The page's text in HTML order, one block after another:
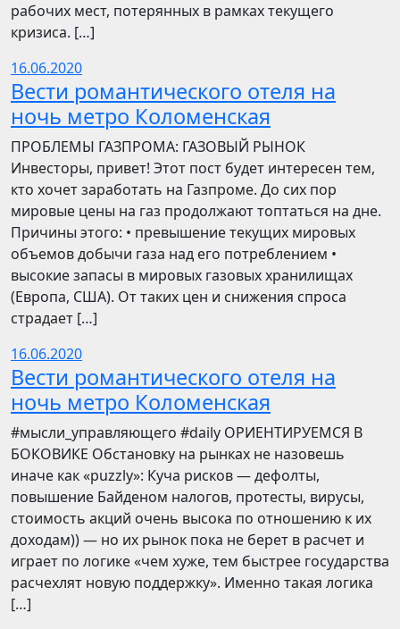
рабочих мест, потерянных в рамках текущего
кризиса. […]
16.06.2020
Вести романтического отеля на
ночь метро Коломенская
ПРОБЛЕМЫ ГАЗПРОМА: ГАЗОВЫЙ РЫНОК
Инвесторы, привет! Этот пост будет интересен тем,
кто хочет заработать на Газпроме. До сих пор
мировые цены на газ продолжают топтаться на дне.
Причины этого: • превышение текущих мировых
объемов добычи газа над его потреблением •
высокие запасы в мировых газовых хранилищах
(Европа, США). От таких цен и снижения спроса
страдает […]
16.06.2020
Вести романтического отеля на
ночь метро Коломенская
​​#мысли_управляющего #daily ОРИЕНТИРУЕМСЯ В
БОКОВИКЕ Обстановку на рынках не назовешь
иначе как «puzzly»: Куча рисков — дефолты,
повышение Байденом налогов, протесты, вирусы,
стоимость акций очень высока по отношению к их
доходам)) — но их рынок пока не берет в расчет и
играет по логике «чем хуже, тем быстрее государства
расчехлят новую поддержку». Именно такая логика
[…]